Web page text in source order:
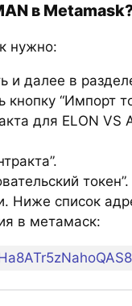
в
нужно:
и далее в
“Импорт
для ELON VS
токен”.
Ниже список
в метамаск: